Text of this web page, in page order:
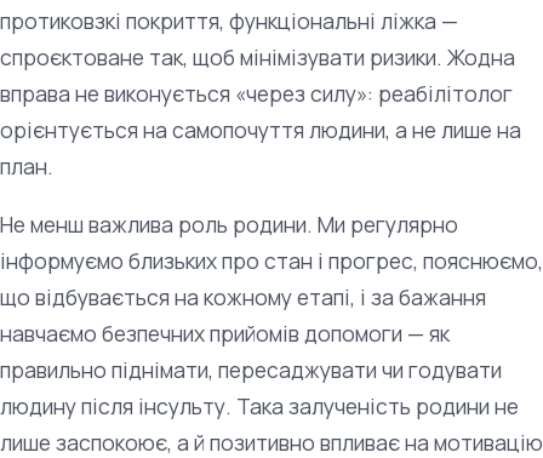
протиковзкі покриття, функціональні ліжка —
спроєктоване так, щоб мінімізувати ризики. Жодна
вправа не виконується «через силу»: реабілітолог
орієнтується на самопочуття людини, а не лише на
план.
Не менш важлива роль родини. Ми регулярно
інформуємо близьких про стан і прогрес, пояснюємо,
що відбувається на кожному етапі, і за бажання
навчаємо безпечних прийомів допомоги — як
правильно піднімати, пересаджувати чи годувати
людину після інсульту. Така залученість родини не
лише заспокоює, а й позитивно впливає на мотивацію